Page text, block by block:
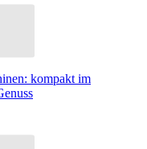
kompakt im